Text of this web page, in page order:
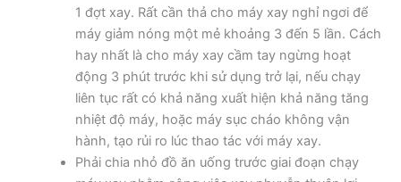
1 đợt xay. Rất cần thả cho máy xay nghỉ ngơi để
máy giảm nóng một mẻ khoảng 3 đến 5 lần. Cách
hay nhất là cho máy xay cầm tay ngừng hoạt
động 3 phút trước khi sử dụng trở lại, nếu chạy
liên tục rất có khả năng xuất hiện khả năng tăng
nhiệt độ máy, hoặc máy sục cháo không vận
hành, tạo rủi ro lúc thao tác với máy xay.
Phải chia nhỏ đồ ăn uống trước giai đoạn chạy